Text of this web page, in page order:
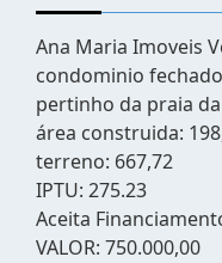
Ana Maria Imoveis
condominio fechado
pertinho da praia
área construida:
terreno: 667,72
IPTU: 275.23
Aceita
VALOR: 750.000,00